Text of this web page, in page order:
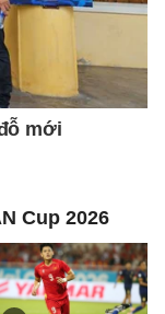
Cup 2026